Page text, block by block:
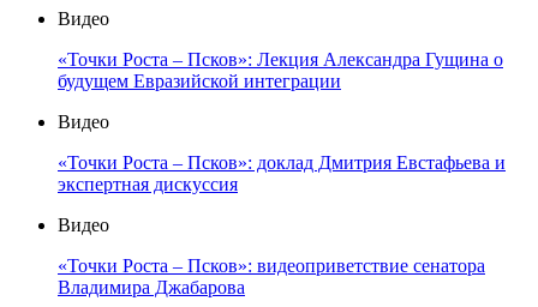
Видео
«Точки Роста – Псков»: Лекция Александра Гущина о
будущем Евразийской интеграции
Видео
«Точки Роста – Псков»: доклад Дмитрия Евстафьева и
экспертная дискуссия
Видео
«Точки Роста – Псков»: видеоприветствие сенатора
Владимира Джабарова